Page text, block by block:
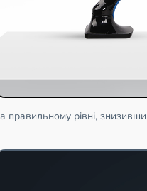
правильному рівні,